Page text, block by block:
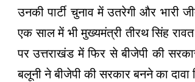
उनकी पार्टी चुनाव में उतरेगी और भारी
एक साल में भी मुख्यमंत्री तीरथ सिंह
पर उत्तराखंड में फिर से बीजेपी की
बलूनी ने बीजेपी की सरकार बनने का दावा